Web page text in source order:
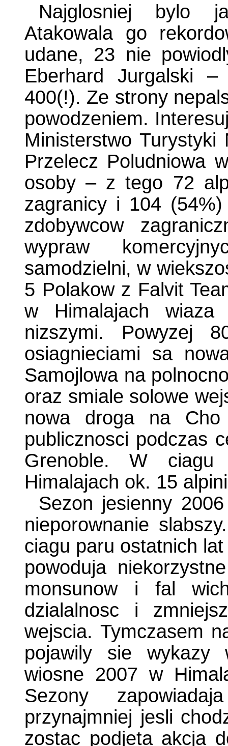
Najglosniej bylo
Atakowala go
udane, 23 nie
Eberhard Jurgalski
400(!). Ze strony
powodzeniem.
Ministerstwo
Przelecz Poludniowa
osoby – z tego 72
zagranicy i 104
zdobywcow
wypraw
samodzielni, w
5 Polakow z Falvit
w Himalajach
nizszymi. Powyzej
osiagnieciami sa
Samojlowa na
oraz smiale solowe
nowa droga na Cho
publicznosci podczas
Grenoble. W
Himalajach ok. 15
Sezon jesienny
nieporownanie
ciagu paru ostatnich
powoduja
monsunow i fal
dzialalnosc i
wejscia. Tymczasem
pojawily sie wykazy
wiosne 2007 w
Sezony
przynajmniej jesli
zostac podjeta akcja